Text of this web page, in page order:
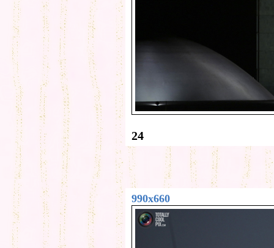
24
990x660